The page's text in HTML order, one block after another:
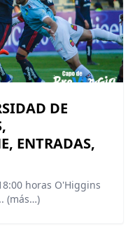
DE
ENTRADAS,
horas O'Higgins
(más…)